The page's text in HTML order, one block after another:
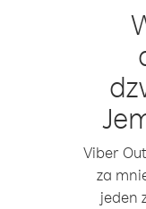
Viber
za
jeden